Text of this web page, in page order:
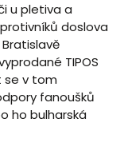
u pletiva a
doslova
TIPOS
se v tom
fanoušků
ho bulharská